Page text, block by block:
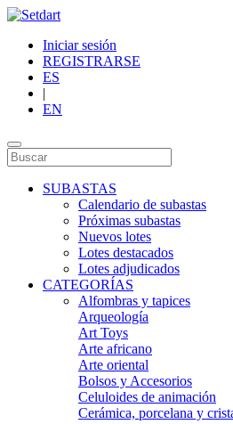
Iniciar sesión
REGISTRARSE
ES
|
EN
SUBASTAS
Calendario de subastas
Próximas subastas
Nuevos lotes
Lotes destacados
Lotes adjudicados
CATEGORÍAS
Alfombras y tapices
Arqueología
Art Toys
Arte africano
Arte oriental
Bolsos y Accesorios
Celuloides de animación
Cerámica, porcelana y